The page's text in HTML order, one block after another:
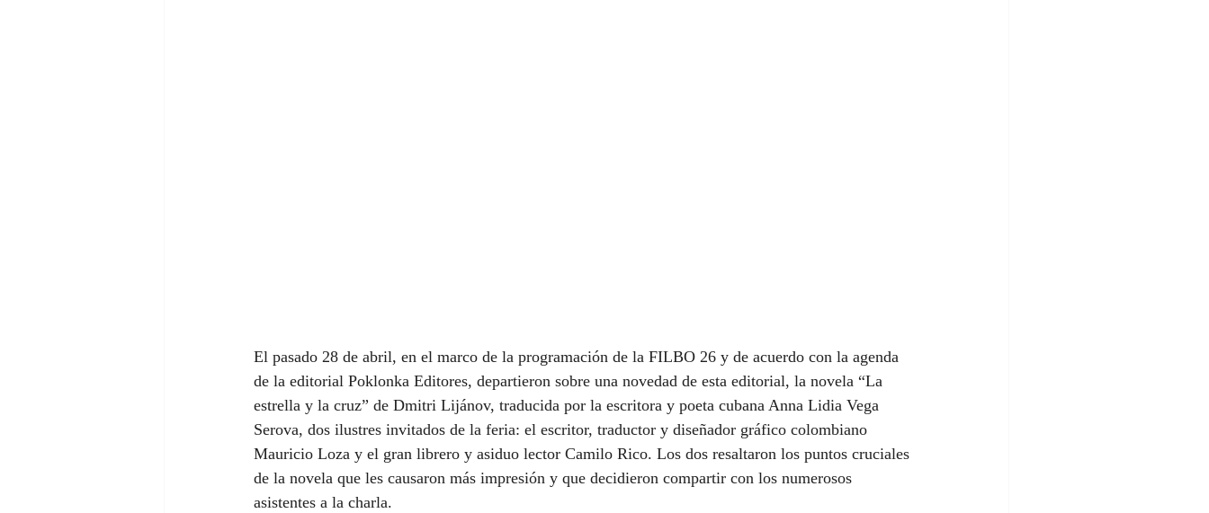
El pasado 28 de abril, en el marco de la programación de la FILBO 26 y de acuerdo con la agenda
de la editorial Poklonka Editores, departieron sobre una novedad de esta editorial, la novela “La
estrella y la cruz” de Dmitri Lijánov, traducida por la escritora y poeta cubana Anna Lidia Vega
Serova, dos ilustres invitados de la feria: el escritor, traductor y diseñador gráfico colombiano
Mauricio Loza y el gran librero y asiduo lector Camilo Rico. Los dos resaltaron los puntos cruciales
de la novela que les causaron más impresión y que decidieron compartir con los numerosos
asistentes a la charla.